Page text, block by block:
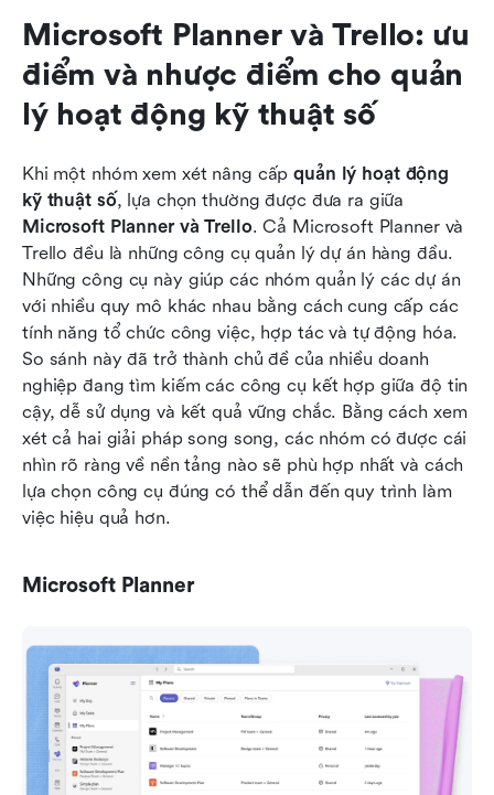
Microsoft Planner và Trello: ưu
điểm và nhược điểm cho quản
lý hoạt động kỹ thuật số
Khi một nhóm xem xét nâng cấp quản lý hoạt động
kỹ thuật số
Microsoft Planner và Trello. Cả Microsoft Planner và
Trello đều là những công cụ quản lý dự án hàng đầu.
Những công cụ này giúp các nhóm quản lý các dự án
với nhiều quy mô khác nhau bằng cách cung cấp các
tính năng tổ chức công việc, hợp tác và tự động hóa.
So sánh này đã trở thành chủ đề của nhiều doanh
nghiệp đang tìm kiếm các công cụ kết hợp giữa độ tin
cậy, dễ sử dụng và kết quả vững chắc. Bằng cách xem
xét cả hai giải pháp song song, các nhóm có được cái
nhìn rõ ràng về nền tảng nào sẽ phù hợp nhất và cách
lựa chọn công cụ đúng có thể dẫn đến quy trình làm
việc hiệu quả hơn.
Microsoft Planner